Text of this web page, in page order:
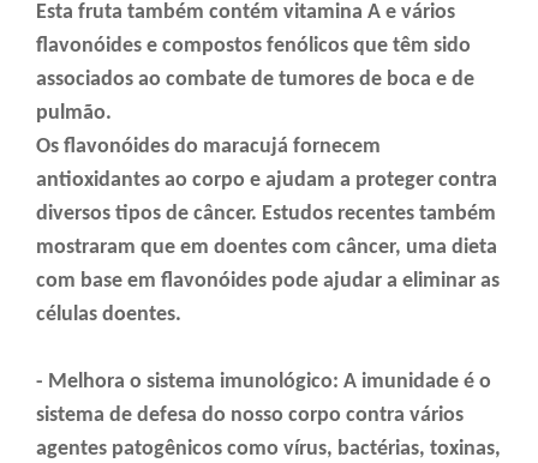
Esta fruta também contém vitamina A e vários
flavonóides e compostos fenólicos que têm sido
associados ao combate de tumores de boca e de
pulmão.
Os flavonóides do maracujá fornecem
antioxidantes ao corpo e ajudam a proteger contra
diversos tipos de câncer. Estudos recentes também
mostraram que em doentes com câncer, uma dieta
com base em flavonóides pode ajudar a eliminar as
células doentes.
- Melhora o sistema imunológico: A imunidade é o
sistema de defesa do nosso corpo contra vários
agentes patogênicos como vírus, bactérias, toxinas,